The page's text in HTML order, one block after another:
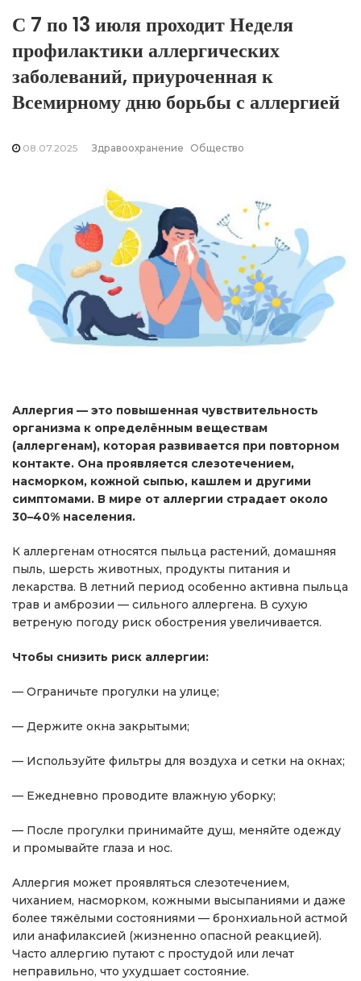
С 7 по 13 июля проходит Неделя
профилактики аллергических
заболеваний, приуроченная к
Всемирному дню борьбы с аллергией
08.07.2025 Здравоохранение Общество
Аллергия — это повышенная чувствительность
организма к определённым веществам
(аллергенам), которая развивается при повторном
контакте. Она проявляется слезотечением,
насморком, кожной сыпью, кашлем и другими
симптомами. В мире от аллергии страдает около
30–40% населения.
К аллергенам относятся пыльца растений, домашняя
пыль, шерсть животных, продукты питания и
лекарства. В летний период особенно активна пыльца
трав и амброзии — сильного аллергена. В сухую
ветреную погоду риск обострения увеличивается.
Чтобы снизить риск аллергии:
— Ограничьте прогулки на улице;
— Держите окна закрытыми;
— Используйте фильтры для воздуха и сетки на окнах;
— Ежедневно проводите влажную уборку;
— После прогулки принимайте душ, меняйте одежду
и промывайте глаза и нос.
Аллергия может проявляться слезотечением,
чиханием, насморком, кожными высыпаниями и даже
более тяжёлыми состояниями — бронхиальной астмой
или анафилаксией (жизненно опасной реакцией).
Часто аллергию путают с простудой или лечат
неправильно, что ухудшает состояние.